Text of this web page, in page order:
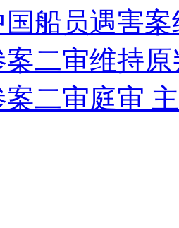
车
船员遇害
二审维持
二审庭审